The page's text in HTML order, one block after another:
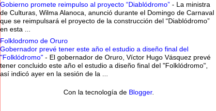
Gobierno promete reimpulso al proyecto “Diablódromo” - La ministra
de Culturas, Wilma Alanoca, anunció durante el Domingo de Carnaval
que se reimpulsará el proyecto de la construcción del “Diablódromo”
en esta ...
Folklodromo de Oruro
Gobernador prevé tener este año el estudio a diseño final del
"Folklódromo" - El gobernador de Oruro, Víctor Hugo Vásquez prevé
tener concluido este año el estudio a diseño final del "Folklódromo",
así indicó ayer en la sesión de la ...
Con la tecnología de Blogger.